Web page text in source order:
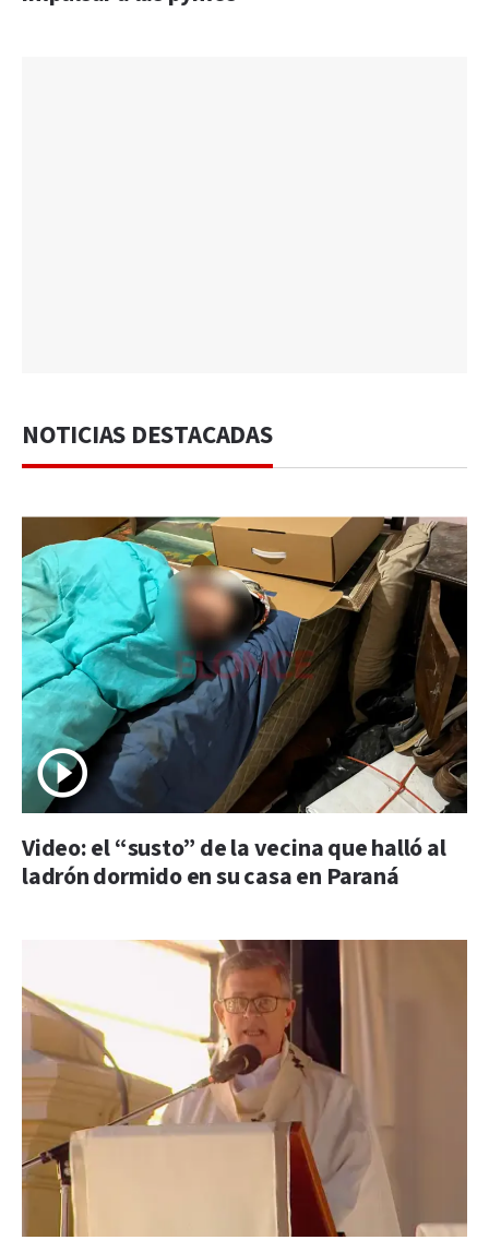
NOTICIAS DESTACADAS
Video: el “susto” de la vecina que halló al
ladrón dormido en su casa en Paraná